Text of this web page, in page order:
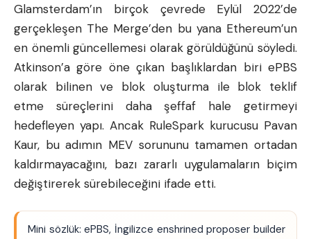
Glamsterdam’ın birçok çevrede Eylül 2022’de
gerçekleşen The Merge’den bu yana Ethereum’un
en önemli güncellemesi olarak görüldüğünü söyledi.
Atkinson’a göre öne çıkan başlıklardan biri ePBS
olarak bilinen ve blok oluşturma ile blok teklif
etme süreçlerini daha şeffaf hale getirmeyi
hedefleyen yapı. Ancak RuleSpark kurucusu Pavan
Kaur, bu adımın MEV sorununu tamamen ortadan
kaldırmayacağını, bazı zararlı uygulamaların biçim
değiştirerek sürebileceğini ifade etti.
Mini sözlük: ePBS, İngilizce enshrined proposer builder